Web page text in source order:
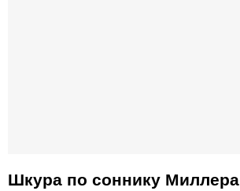
Шкура по cоннику Миллера